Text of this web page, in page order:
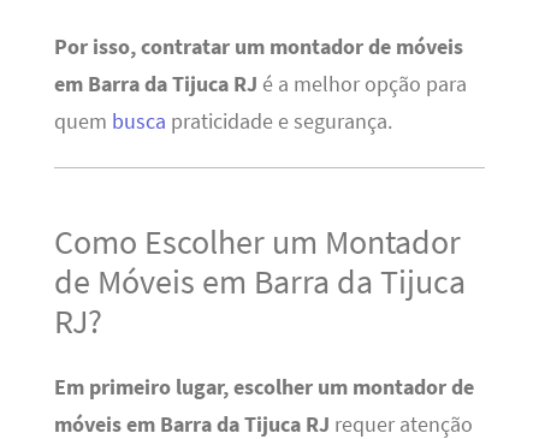
Por isso, contratar um montador de móveis
em Barra da Tijuca RJ é a melhor opção para
quem busca praticidade e segurança.
Como Escolher um Montador
de Móveis em Barra da Tijuca
RJ?
Em primeiro lugar, escolher um montador de
móveis em Barra da Tijuca RJ requer atenção